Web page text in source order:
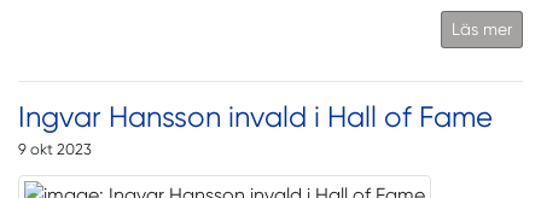
Läs mer
Ingvar Hansson invald i Hall of Fame
9 okt 2023